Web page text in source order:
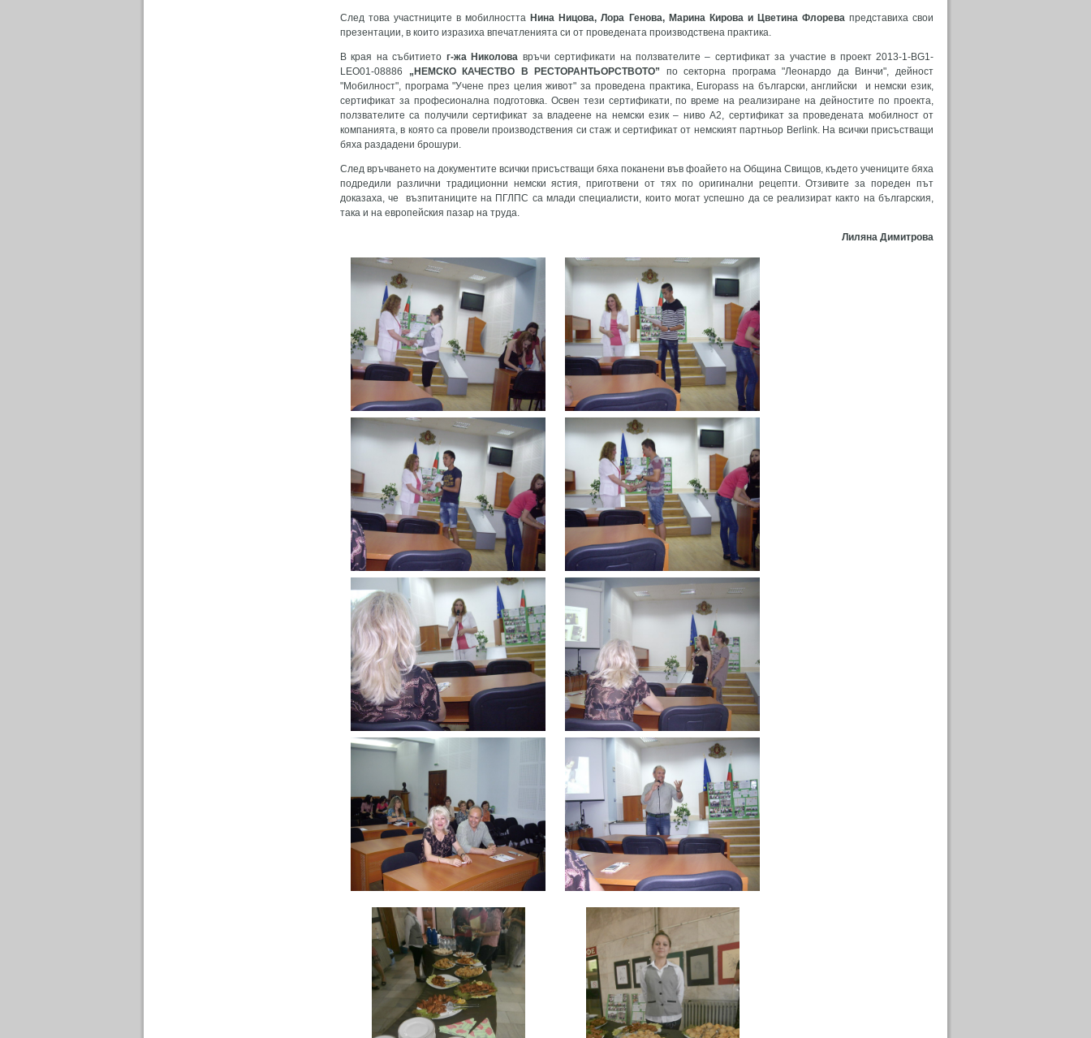
След това участниците в мобилността Нина Ницова, Лора Генова, Марина Кирова и Цветина Флоревапредставиха свои
презентации, в които изразиха впечатленията си от проведената производствена практика.
В края на събитието г-жа Николова връчи сертификати на ползвателите – сертификат за участие в проект 2013-1-BG1-
LEO01-08886 „НЕМСКО КАЧЕСТВО В РЕСТОРАНТЬОРСТВОТО” по секторна програма "Леонардо да Винчи", дейност
"Мобилност", програма "Учене през целия живот" за проведена практика, Europass на български, английски и немски език,
сертификат за професионална подготовка. Освен тези сертификати, по време на реализиране на дейностите по проекта,
ползвателите са получили сертификат за владеене на немски език – ниво А2, сертификат за проведената мобилност от
компанията, в която са провели производствения си стаж и сертификат от немският партньор Berlink. На всички присъстващи
бяха раздадени брошури.
След връчването на документите всички присъстващи бяха поканени във фоайето на Община Свищов, където учениците бяха
подредили различни традиционни немски ястия, приготвени от тях по оригинални рецепти. Отзивите за пореден път
доказаха, че възпитаниците на ПГЛПС са млади специалисти, които могат успешно да се реализират както на българския,
така и на европейския пазар на труда.
Лиляна Димитрова